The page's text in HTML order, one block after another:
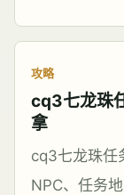
攻略
cq3七龙珠
拿
cq3七龙珠任
NPC、任务